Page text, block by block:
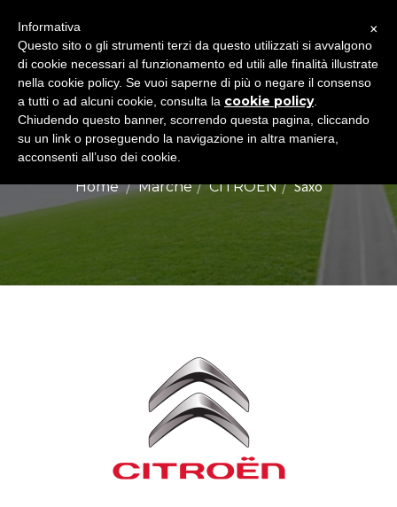
CITROEN SAXO
Home Marche CITROEN Saxo
×
Informativa
Questo sito o gli strumenti terzi da questo utilizzati si avvalgono
di cookie necessari al funzionamento ed utili alle finalità illustrate
nella cookie policy. Se vuoi saperne di più o negare il consenso
a tutti o ad alcuni cookie, consulta la cookie policy.
Chiudendo questo banner, scorrendo questa pagina, cliccando
su un link o proseguendo la navigazione in altra maniera,
acconsenti all’uso dei cookie.